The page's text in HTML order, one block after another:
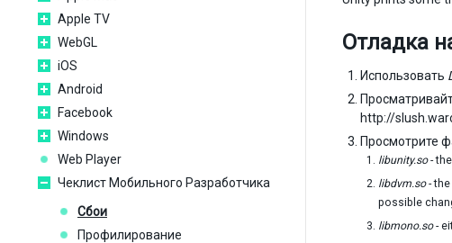
Apple TV
WebGL
iOS
Android
Facebook
Windows
Web Player
Чеклист Мобильного Разработчика
Сбои
Профилирование
Отладка
Использовать
http://
Просмотрите
libunity.so-
libdvm.so- the
possible
libmono.so-